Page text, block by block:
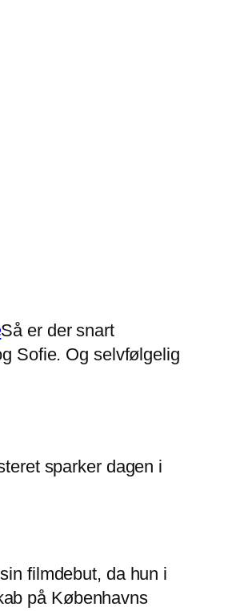
Så er der snart
Sofie. Og selvfølgelig
sparker dagen i
filmdebut, da hun i
på Københavns